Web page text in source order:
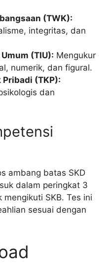
(TWK):
integritas, dan
(TIU): Mengukur
numerik, dan figural.
(TKP):
dan
ambang batas SKD
dalam peringkat 3
SKB. Tes ini
sesuai dengan